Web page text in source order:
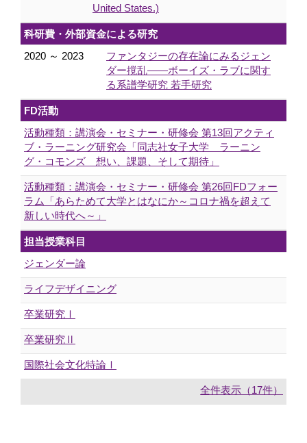
United States.)
科研費・外部資金による研究
2020 ～ 2023
ファンタジーの存在論にみるジェン
ダー撹乱――ボーイズ・ラブに関す
る系譜学研究 若手研究
FD活動
活動種類：講演会・セミナー・研修会 第13回アクティ
ブ・ラーニング研究会「同志社女子大学 ラーニン
グ・コモンズ 想い、課題、そして期待」
活動種類：講演会・セミナー・研修会 第26回FDフォー
ラム「あらためて大学とはなにか～コロナ禍を超えて
新しい時代へ～」
担当授業科目
ジェンダー論
ライフデザイニング
卒業研究Ⅰ
卒業研究Ⅱ
国際社会文化特論Ⅰ
全件表示（17件）